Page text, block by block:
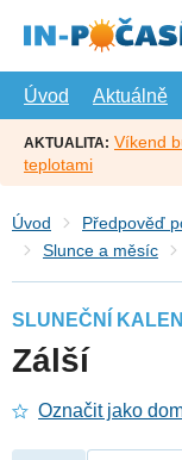
hlavní
Úvod
Aktuálně
AKTUALITA: Víkend
teplotami
Úvod Předpověď
Slunce a měsíc
SLUNEČNÍ
Zálší
Označit jako